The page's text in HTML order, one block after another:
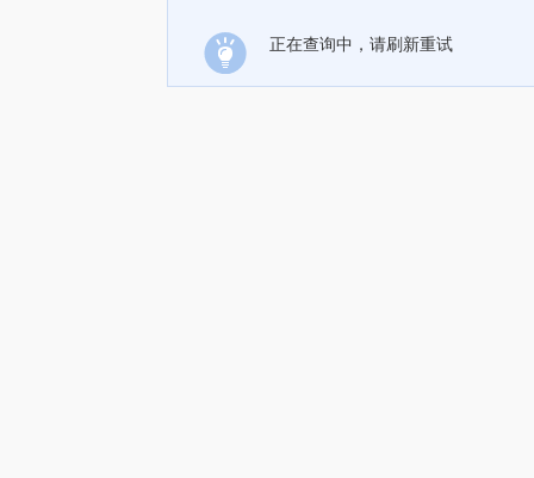
正在查询中，请刷新重试